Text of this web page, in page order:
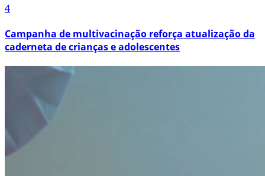
4
Campanha de multivacinação reforça atualização da
caderneta de crianças e adolescentes